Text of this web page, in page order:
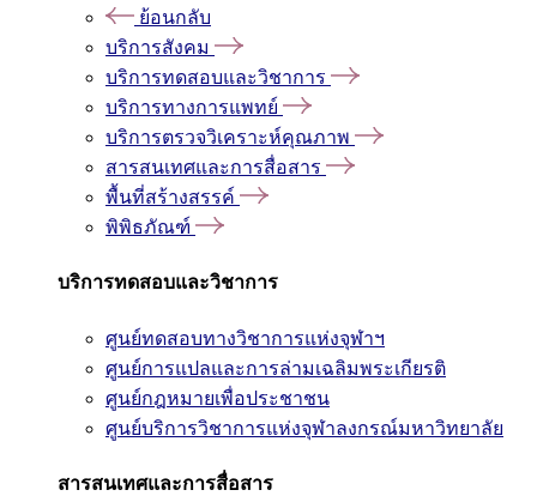
ย้อนกลับ
บริการสังคม
บริการทดสอบและวิชาการ
บริการทางการแพทย์
บริการตรวจวิเคราะห์คุณภาพ
สารสนเทศและการสื่อสาร
พื้นที่สร้างสรรค์
พิพิธภัณฑ์
บริการทดสอบและวิชาการ
ศูนย์ทดสอบทางวิชาการแห่งจุฬาฯ
ศูนย์การแปลและการล่ามเฉลิมพระเกียรติ
ศูนย์กฎหมายเพื่อประชาชน
ศูนย์บริการวิชาการแห่งจุฬาลงกรณ์มหาวิทยาลัย
สารสนเทศและการสื่อสาร